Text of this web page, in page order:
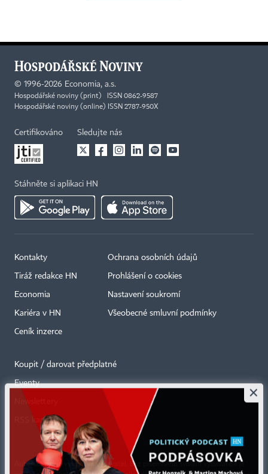
© 1996-2026 Economia, a.s.
Hospodářské noviny (print) ISSN 0862-9587
Hospodářské noviny (online) ISSN 2787-950X
Certifikováno Sledujte nás
Stáhněte si aplikaci HN
Kontakty
Tiráž redakce HN
Economia
Kariéra v HN
Ceník inzerce
Ochrana osobních údajů
Prohlášení o cookies
Nastavení soukromí
Všeobecné smluvní podmínky
Koupit / darovat předplatné
Eventy
Newslettery
RSS kanály
Autorská práva vykonává vydavatel. Bez písemného svolení vydavatele je
×